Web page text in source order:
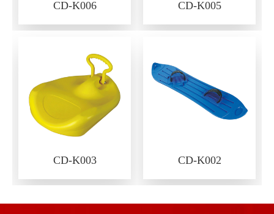
CD-K006 CD-K005
CD-K003 CD-K002